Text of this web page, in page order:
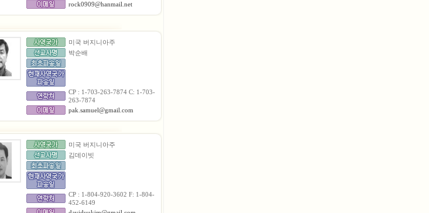
rock0909@hanmail.net
미국 버지니아주
박순배
CP : 1-703-263-7874 C: 1-703-
263-7874
pak.samuel@gmail.com
미국 버지니아주
김데이빗
CP : 1-804-920-3602 F: 1-804-
452-6149